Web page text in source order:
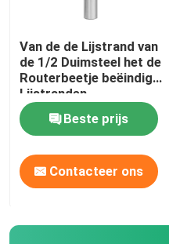
Van de de Lijstrand van
de 1/2 Duimsteel het de
Routerbeetje beëindigt
Lijstranden
Beste prijs
Contacteer ons